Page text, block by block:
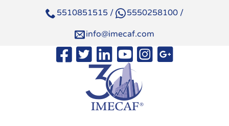
5510851515 / 5550258100 /
info@imecaf.com